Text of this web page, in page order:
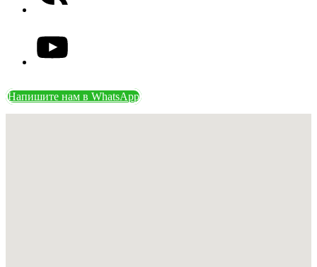
Напишите нам в WhatsApp